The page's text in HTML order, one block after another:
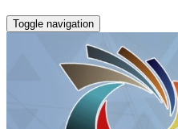
Toggle navigation